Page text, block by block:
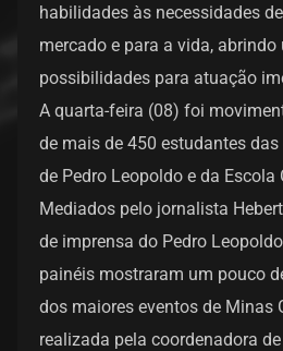
habilidades às necessidades
mercado e para a vida, abrindo
possibilidades para atuação
A quarta-feira (08) foi
de mais de 450 estudantes
de Pedro Leopoldo e da Escola
Mediados pelo jornalista
de imprensa do Pedro
painéis mostraram um pouco
dos maiores eventos de Minas
realizada pela coordenadora